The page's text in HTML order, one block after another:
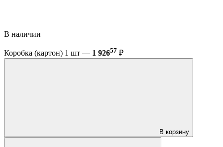
В наличии
Коробка (картон) 1 шт — 1 92657 ₽
В корзину